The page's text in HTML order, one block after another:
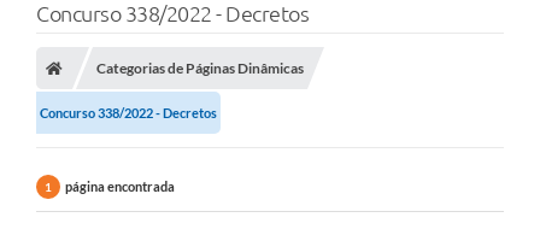
Concurso 338/2022 - Decretos
Categorias de Páginas Dinâmicas
Concurso 338/2022 - Decretos
1 página encontrada